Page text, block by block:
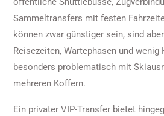
Sammeltransfers mit festen
können zwar günstiger sein, sind
Reisezeiten, Wartephasen und
besonders problematisch mit
mehreren Koffern.
Ein privater VIP-Transfer bietet